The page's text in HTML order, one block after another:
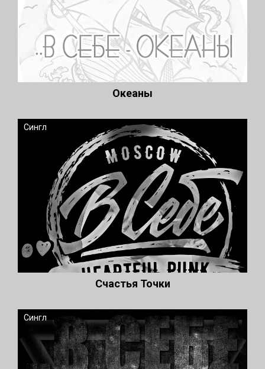
Океаны
Сингл
Счастья Точки
Сингл